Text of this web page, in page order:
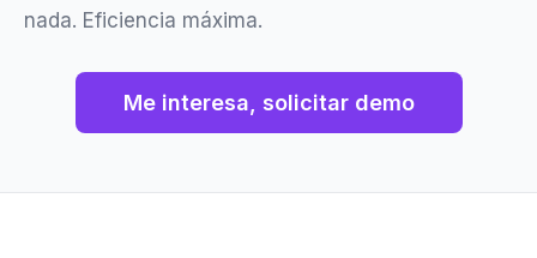
nada. Eficiencia máxima.
Me interesa, solicitar demo